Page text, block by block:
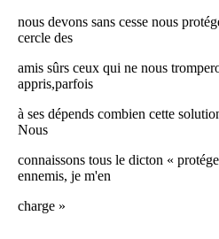
nous devons sans cesse nous
cercle des
amis sûrs ceux qui ne nous
appris,parfois
à ses dépends combien cette
Nous
connaissons tous le dicton «
ennemis, je m'en
charge »